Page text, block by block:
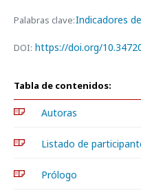
Palabras clave:Indicadores
DOI: https://doi.org/
Tabla de contenidos:
Autoras
Listado de
Prólogo